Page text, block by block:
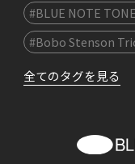
#BLUE NOTE
#Bobo Stenson
全てのタグを見る